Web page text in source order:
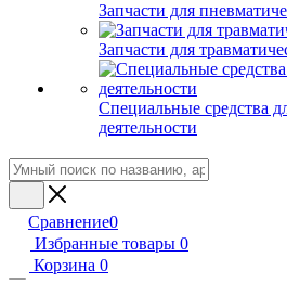
Запчасти для
Запчасти для
Специальные средства
деятельности
Сравнение0
Избранные товары 0
Корзина 0